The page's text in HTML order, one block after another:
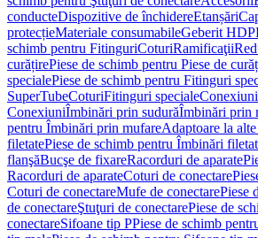
conducteDispozitive de închidereEtanșări
protecțieMateriale consumabileGeberit
schimb pentru FitinguriCoturiRamificaţii
curățirePiese de schimb pentru Piese de
specialePiese de schimb pentru Fitinguri
SuperTubeCoturiFitinguri specialeConexiuni
ConexiuniÎmbinări prin sudurăÎmbinări prin
pentru Îmbinări prin mufareAdaptoare la
filetatePiese de schimb pentru Îmbinări
flanşăBucşe de fixareRacorduri de aparate
Racorduri de aparateCoturi de conectare
Coturi de conectareMufe de conectarePiese
de conectareŞtuţuri de conectarePiese de
conectareSifoane tip PPiese de schimb